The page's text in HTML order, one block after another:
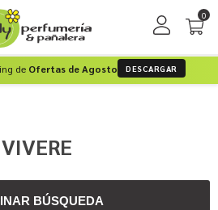
0
de Ofertas de Agosto DESCARGAR
VIVERE
BÚSQUEDA